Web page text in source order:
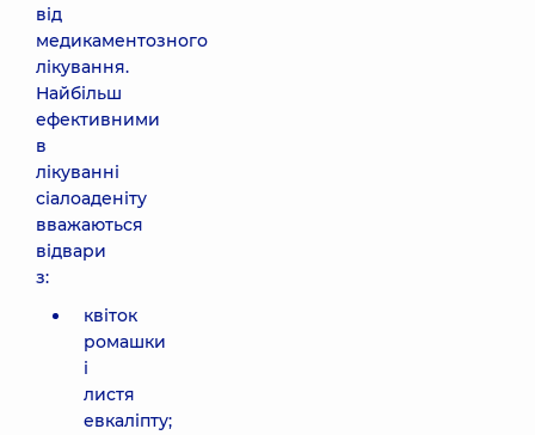
від
медикаментозного
лікування.
Найбільш
ефективними
в
лікуванні
сіалоаденіту
вважаються
відвари
з:
квіток
ромашки
і
листя
евкаліпту;